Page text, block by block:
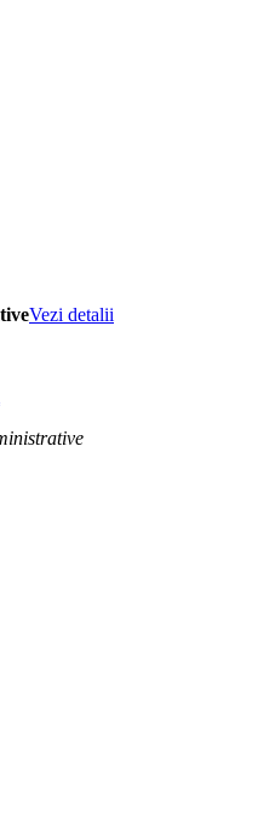
Vezi detalii